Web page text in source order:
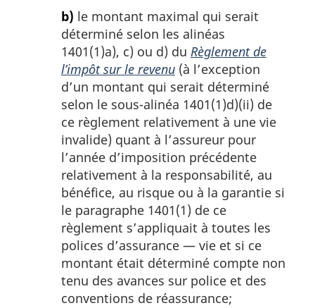
b) le montant maximal qui serait
déterminé selon les alinéas
1401(1)a), c) ou d) du Règlement de
l’impôt sur le revenu (à l’exception
d’un montant qui serait déterminé
selon le sous-alinéa 1401(1)d)(ii) de
ce règlement relativement à une vie
invalide) quant à l’assureur pour
l’année d’imposition précédente
relativement à la responsabilité, au
bénéfice, au risque ou à la garantie si
le paragraphe 1401(1) de ce
règlement s’appliquait à toutes les
polices d’assurance — vie et si ce
montant était déterminé compte non
tenu des avances sur police et des
conventions de réassurance;